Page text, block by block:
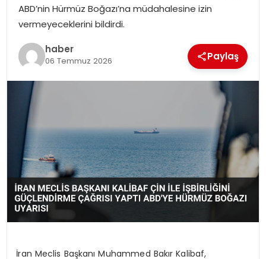
ABD’nin Hürmüz Boğazı’na müdahalesine izin
vermeyeceklerini bildirdi.
haber
06 Temmuz 2026 Paylaş
İran Meclis Başkanı Muhammed Bakır Kalibaf,